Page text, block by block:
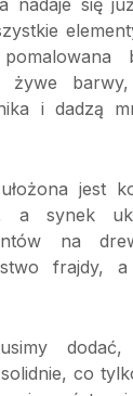
nadaje się
żywe
i dadzą
jest
a synek
na
frajdy,
co